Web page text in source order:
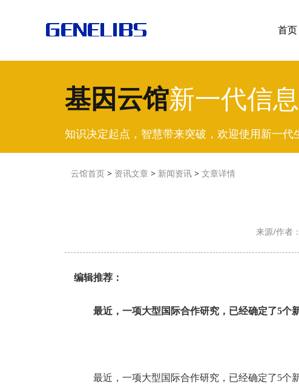
首页
基因云馆新一代信
知识决定起点，智慧带来突破，欢迎使用新一代
云馆首页 > 资讯文章 > 新闻资讯 > 文章详情
来源/作者
编辑推荐：
最近，一项大型国际合作研究，已经确定了5个新
最近，一项大型国际合作研究，已经确定了5个